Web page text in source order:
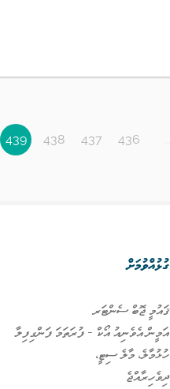
436
437
438
439
ގުޅުއްވުމަށް
ޤައުމީ ޖޮބް ސެންޓަރ
އަމީން އެވެނިއު އޯކް - ފުރަތަމަ ފަންގިފިލާ
ހުޅުމާލެ، މާލެ ސިޓީ،
ދިވެހިރާއްޖެ